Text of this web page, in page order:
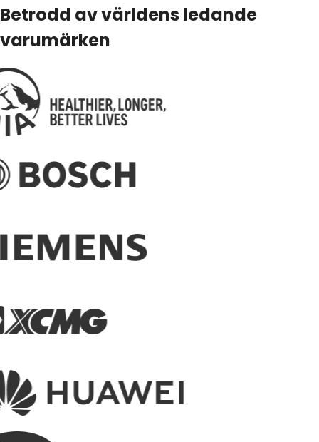
Betrodd av världens ledande
varumärken